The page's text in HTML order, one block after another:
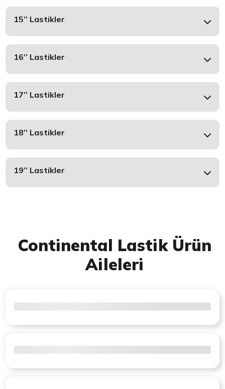
15’’ Lastikler
16’’ Lastikler
17’’ Lastikler
18’’ Lastikler
19’’ Lastikler
Continental Lastik Ürün
Aileleri